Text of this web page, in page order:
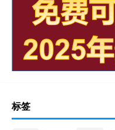
标签